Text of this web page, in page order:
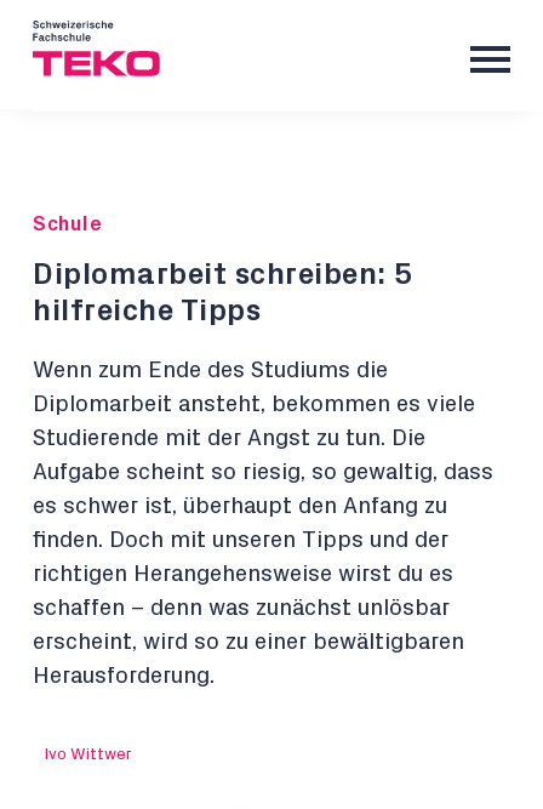
Schule
Diplomarbeit schreiben: 5
hilfreiche Tipps
Wenn zum Ende des Studiums die
Diplomarbeit ansteht, bekommen es viele
Studierende mit der Angst zu tun. Die
Aufgabe scheint so riesig, so gewaltig, dass
es schwer ist, überhaupt den Anfang zu
finden. Doch mit unseren Tipps und der
richtigen Herangehensweise wirst du es
schaffen – denn was zunächst unlösbar
erscheint, wird so zu einer bewältigbaren
Herausforderung.
Ivo Wittwer